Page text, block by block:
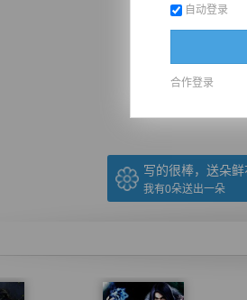
（← 快捷键
写的很棒，送朵鲜
我有0朵送出一朵
自动登录
合作登录